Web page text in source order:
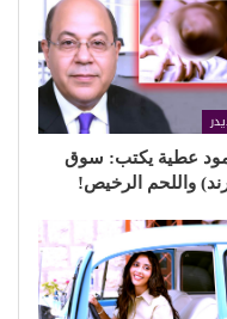
عطية يكتب: سوق
واللحم الرخيص!